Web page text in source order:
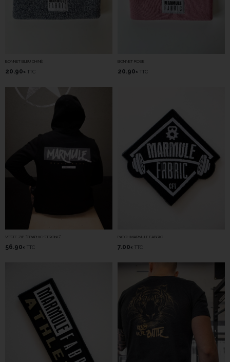
BONNET BLEU CHINÉ
20.90 € TTC
BONNET ROSE
20.90 € TTC
VESTE ZIP “GRAPHIC STRONG”
56.90 € TTC
PATCH MARMULE FABRIC
7.00 € TTC